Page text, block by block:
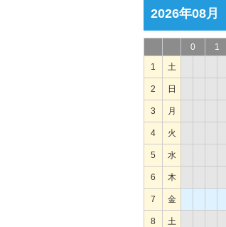
2026年08月
0 1
1
土
2 日
3 月
4 火
5 水
6 木
7 金
8 土